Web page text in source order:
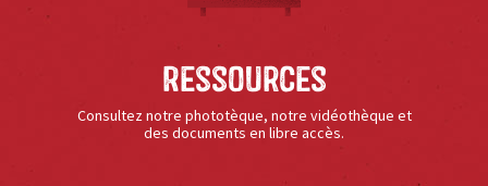
Ressources
Consultez notre phototèque, notre vidéothèque et
des documents en libre accès.